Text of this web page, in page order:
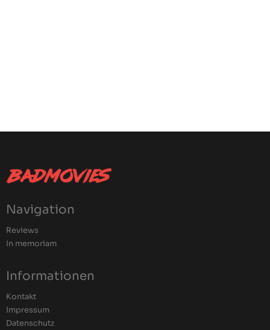
Navigation
Reviews
In memoriam
Informationen
Kontakt
Impressum
Datenschutz